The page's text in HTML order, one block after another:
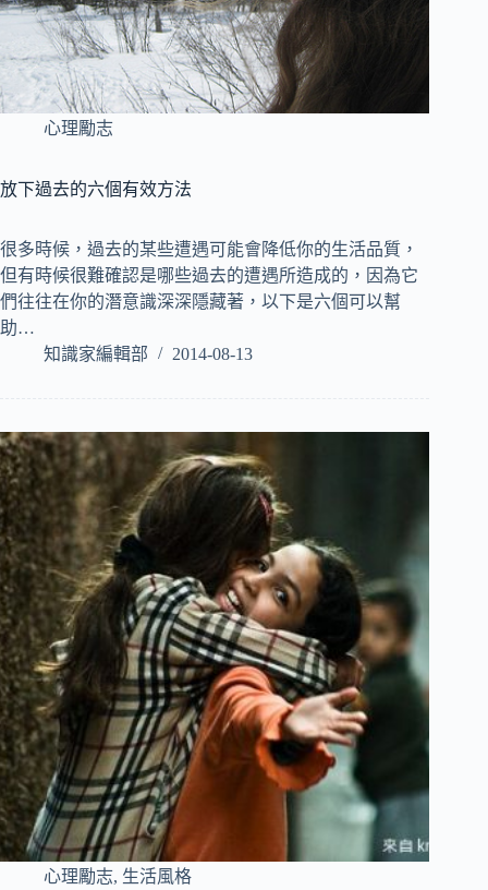
心理勵志
放下過去的六個有效方法
很多時候，過去的某些遭遇可能會降低你的生活品質，
但有時候很難確認是哪些過去的遭遇所造成的，因為它
們往往在你的潛意識深深隱藏著，以下是六個可以幫
助…
知識家編輯部
2014-08-13
心理勵志, 生活風格